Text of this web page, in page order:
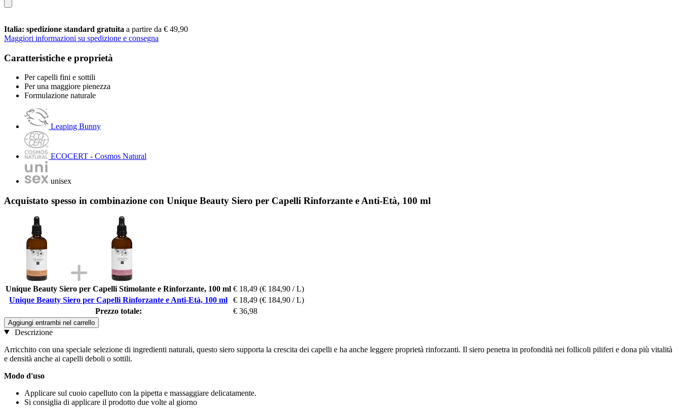
Italia: spedizione standard gratuita a partire da € 49,90
Maggiori informazioni su spedizione e consegna
Caratteristiche e proprietà
Per capelli fini e sottili
Per una maggiore pienezza
Formulazione naturale
Leaping Bunny
ECOCERT - Cosmos Natural
unisex
Acquistato spesso in combinazione con Unique Beauty Siero per Capelli Rinforzante e Anti-Età, 100 ml
Unique Beauty Siero per Capelli Stimolante e Rinforzante, 100 ml € 18,49 (€ 184,90 / L)
Unique Beauty Siero per Capelli Rinforzante e Anti-Età, 100 ml
€ 18,49 (€ 184,90 / L)
Prezzo totale:
€ 36,98
Aggiungi entrambi nel carrello
Descrizione
Arricchito con una speciale selezione di ingredienti naturali, questo siero supporta la crescita dei capelli e ha anche leggere proprietà rinforzanti. Il siero penetra in profondità nei follicoli piliferi e dona più vitalità
e densità anche ai capelli deboli o sottili.
Modo d'uso
Applicare sul cuoio capelluto con la pipetta e massaggiare delicatamente.
Si consiglia di applicare il prodotto due volte al giorno